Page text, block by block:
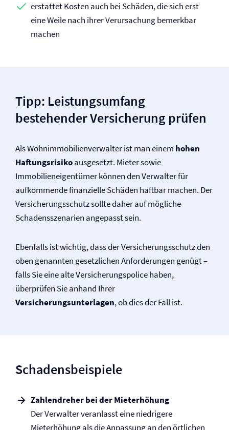
erstattet Kosten auch bei Schäden, die sich erst
eine Weile nach ihrer Verursachung bemerkbar
machen
Tipp: Leistungsumfang
bestehender Versicherung prüfen
Als Wohnimmobilienverwalter ist man einem hohen
Haftungsrisikoausgesetzt. Mieter sowie
Immobilieneigentümer können den Verwalter für
aufkommende finanzielle Schäden haftbar machen. Der
Versicherungsschutz sollte daher auf mögliche
Schadensszenarien angepasst sein.
Ebenfalls ist wichtig, dass der Versicherungsschutz den
oben genannten gesetzlichen Anforderungen genügt –
falls Sie eine alte Versicherungspolice haben,
überprüfen Sie anhand Ihrer
Versicherungsunterlagen, ob dies der Fall ist.
Schadensbeispiele
Zahlendreher bei der Mieterhöhung
Der Verwalter veranlasst eine niedrigere
Mieterhöhung als die Anpassung an den örtlichen